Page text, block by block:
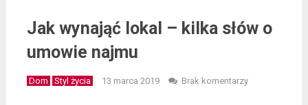
Jak wynająć lokal – kilka słów o
umowie najmu
Dom Styl życia 13 marca 2019 Brak komentarzy